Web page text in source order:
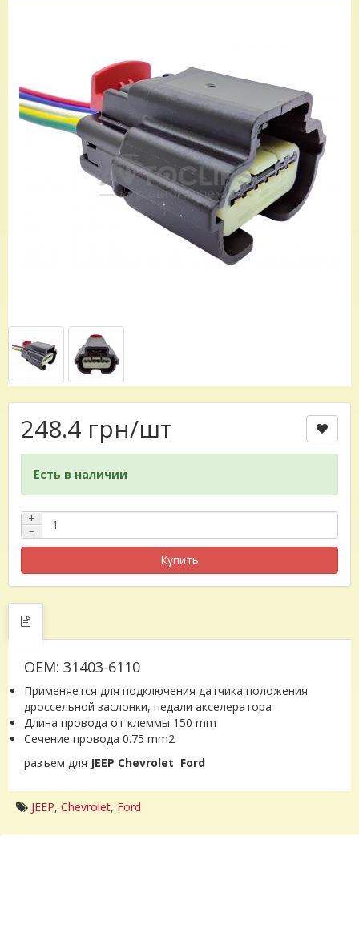
248.4 грн/шт
Есть в наличии
+
−
Купить
OEM: 31403-6110
Применяется для подключения датчика положения
дроссельной заслонки, педали акселератора
Длина провода от клеммы 150 mm
Сечение провода 0.75 mm2
разъем для JEEP Chevrolet Ford
JEEP, Chevrolet, Ford